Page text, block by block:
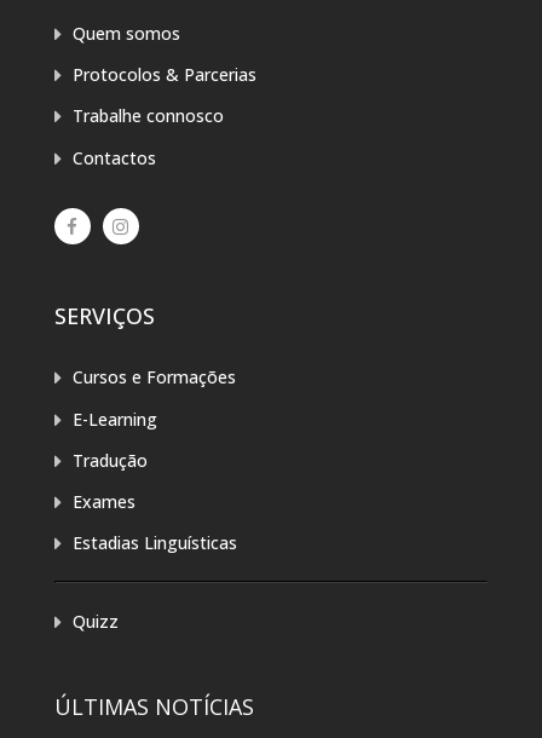
Quem somos
Protocolos & Parcerias
Trabalhe connosco
Contactos
SERVIÇOS
Cursos e Formações
E-Learning
Tradução
Exames
Estadias Linguísticas
Quizz
ÚLTIMAS NOTÍCIAS